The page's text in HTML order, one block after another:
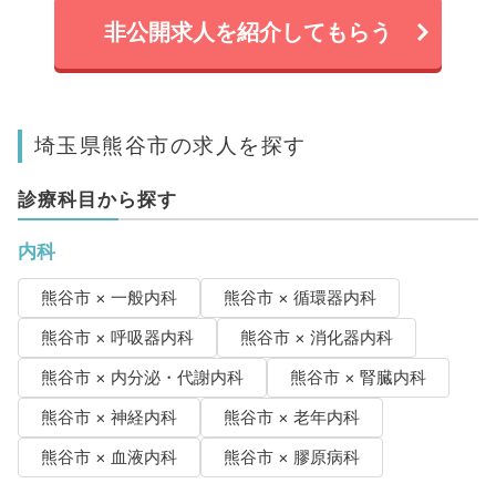
非公開求人を紹介してもらう
埼玉県熊谷市の求人を探す
診療科目から探す
内科
熊谷市 × 一般内科
熊谷市 × 循環器内科
熊谷市 × 呼吸器内科
熊谷市 × 消化器内科
熊谷市 × 内分泌・代謝内科
熊谷市 × 腎臓内科
熊谷市 × 神経内科
熊谷市 × 老年内科
熊谷市 × 血液内科
熊谷市 × 膠原病科